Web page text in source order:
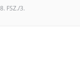
FSZ./3.